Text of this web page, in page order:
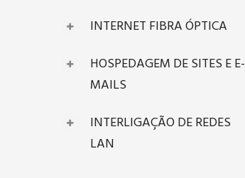
INTERNET FIBRA ÓPTICA
HOSPEDAGEM DE SITES E E-
MAILS
INTERLIGAÇÃO DE REDES
LAN